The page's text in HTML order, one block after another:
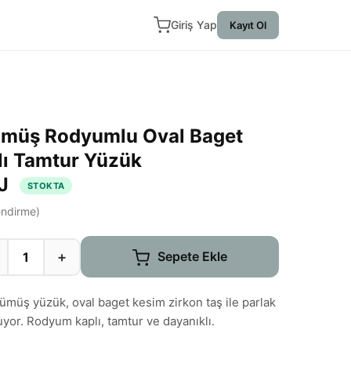
Giriş Yap Kayıt Ol
Rodyumlu Oval Baget
Tamtur Yüzük
STOKTA
+ Sepete Ekle
yüzük, oval baget kesim zirkon taş ile parlak
Rodyum kaplı, tamtur ve dayanıklı.